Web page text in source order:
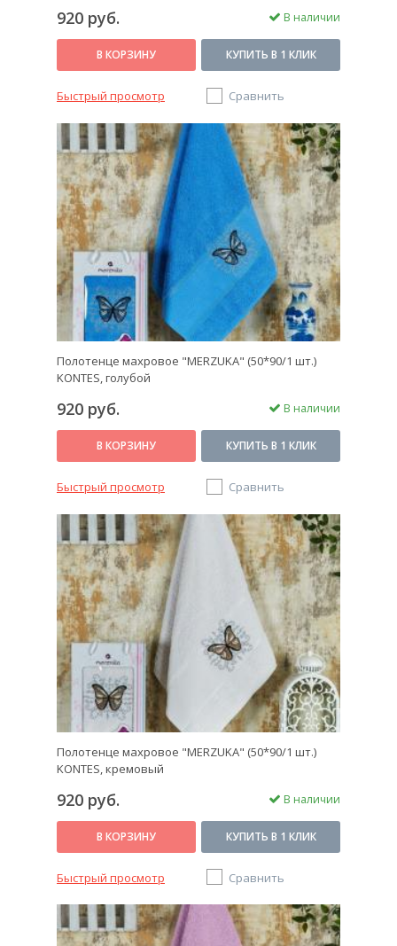
920 руб. В наличии
В КОРЗИНУ КУПИТЬ В 1 КЛИК
Быстрый просмотр Сравнить
Полотенце махровое "MERZUKA" (50*90/1 шт.)
KONTES, голубой
920 руб. В наличии
В КОРЗИНУ КУПИТЬ В 1 КЛИК
Быстрый просмотр Сравнить
Полотенце махровое "MERZUKA" (50*90/1 шт.)
KONTES, кремовый
920 руб. В наличии
В КОРЗИНУ КУПИТЬ В 1 КЛИК
Быстрый просмотр Сравнить